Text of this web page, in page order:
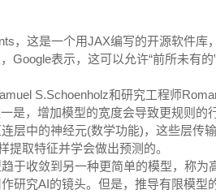
，这是一个用JAX编写的开源软件
Google表示，这可以允许“前所未有
S.Schoenholz和研究工程师
是，增加模型的宽度会导致更规则的
层中的神经元(数学功能)，这些层传
提取特征并学会做出预测的。
于收敛到另一种更简单的模型，称
研究AI的镜头。但是，推导有限模型